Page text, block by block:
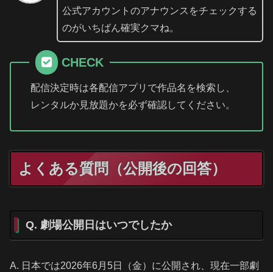
公式アカウントのアナウンスをチェックする
のがいちばん確実クマね。
CHECK
配信決定時は各配信アプリで作品名を検索し、
レンタルか見放題かを必ず確認してください。
よくある質問（公開後の回答）
Q. 劇場公開日はいつでしたか
A. 日本では2026年6月5日（金）に公開され、現在一部劇